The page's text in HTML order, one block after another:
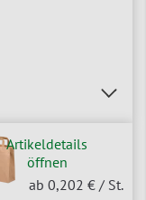
Artikeldetails
öffnen
ab 0,202 € / St.